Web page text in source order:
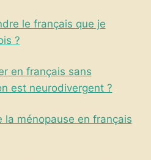
le français que je
?
en français sans
est neurodivergent ?
la ménopause en français